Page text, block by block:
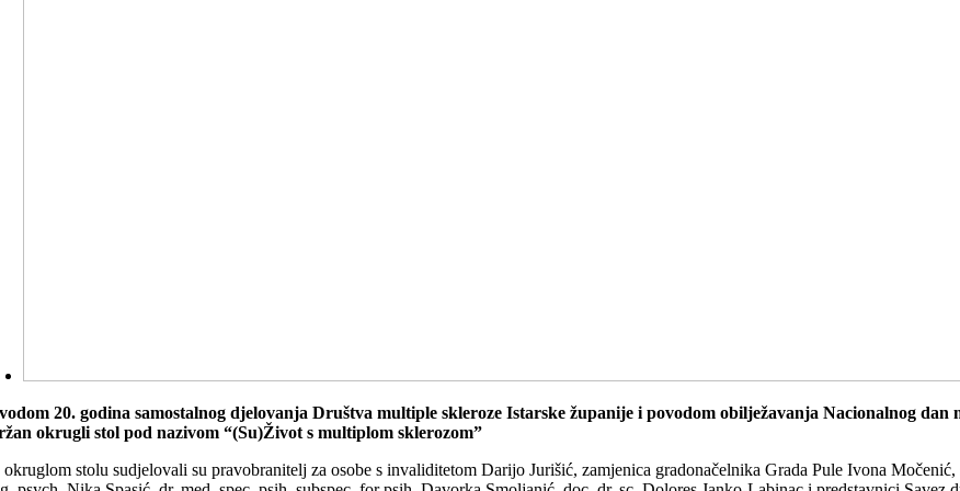
20. godina samostalnog djelovanja Društva multiple skleroze Istarske županije i povodom obilježavanja Nacionalnog
okrugli stol pod nazivom “(Su)Život s multiplom sklerozom”
okruglom stolu sudjelovali su pravobranitelj za osobe s invaliditetom Darijo Jurišić, zamjenica gradonačelnika Grada Pule Ivona